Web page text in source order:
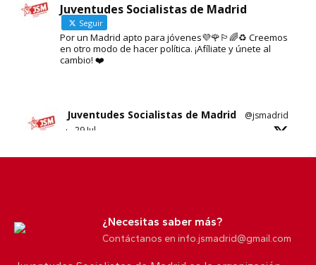
Cargar más Seguir en Instagram
Juventudes Socialistas de Madrid
Seguir
Por un Madrid apto para jóvenes💜🌹🏳️‍🌈♻️ Creemos
en otro modo de hacer política. ¡Afíliate y únete al
cambio! ❤️
Juventudes Socialistas de Madrid
@jsmadrid
·
29 Jul
5 10
¿Necesitas saber más?
Contáctanos en info.jsmadrid@gmail.com